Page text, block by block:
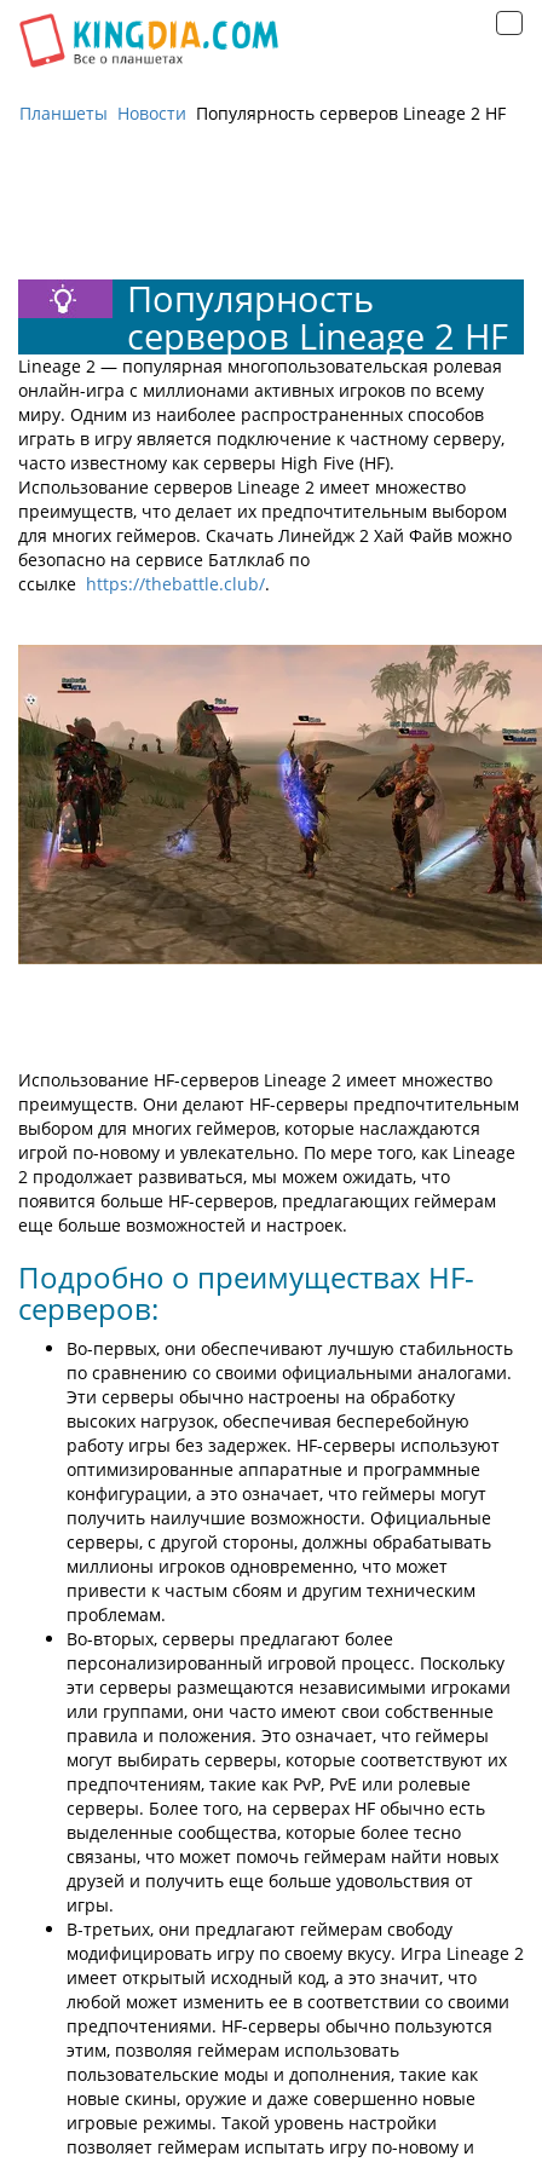
Планшеты Новости Популярность серверов Lineage 2 HF
Популярность
серверов Lineage 2 HF
Lineage 2 — популярная многопользовательская ролевая
онлайн-игра с миллионами активных игроков по всему
миру. Одним из наиболее распространенных способов
играть в игру является подключение к частному серверу,
часто известному как серверы High Five (HF).
Использование серверов Lineage 2 имеет множество
преимуществ, что делает их предпочтительным выбором
для многих геймеров. Скачать Линейдж 2 Хай Файв можно
безопасно на сервисе Батлклаб по
ссылке https://thebattle.club/.
Использование HF-серверов Lineage 2 имеет множество
преимуществ. Они делают HF-серверы предпочтительным
выбором для многих геймеров, которые наслаждаются
игрой по-новому и увлекательно. По мере того, как Lineage
2 продолжает развиваться, мы можем ожидать, что
появится больше HF-серверов, предлагающих геймерам
еще больше возможностей и настроек.
Подробно о преимуществах HF-
серверов:
Во-первых, они обеспечивают лучшую стабильность
по сравнению со своими официальными аналогами.
Эти серверы обычно настроены на обработку
высоких нагрузок, обеспечивая бесперебойную
работу игры без задержек. HF-серверы используют
оптимизированные аппаратные и программные
конфигурации, а это означает, что геймеры могут
получить наилучшие возможности. Официальные
серверы, с другой стороны, должны обрабатывать
миллионы игроков одновременно, что может
привести к частым сбоям и другим техническим
проблемам.
Во-вторых, серверы предлагают более
персонализированный игровой процесс. Поскольку
эти серверы размещаются независимыми игроками
или группами, они часто имеют свои собственные
правила и положения. Это означает, что геймеры
могут выбирать серверы, которые соответствуют их
предпочтениям, такие как PvP, PvE или ролевые
серверы. Более того, на серверах HF обычно есть
выделенные сообщества, которые более тесно
связаны, что может помочь геймерам найти новых
друзей и получить еще больше удовольствия от
игры.
В-третьих, они предлагают геймерам свободу
модифицировать игру по своему вкусу. Игра Lineage 2
имеет открытый исходный код, а это значит, что
любой может изменить ее в соответствии со своими
предпочтениями. HF-серверы обычно пользуются
этим, позволяя геймерам использовать
пользовательские моды и дополнения, такие как
новые скины, оружие и даже совершенно новые
игровые режимы. Такой уровень настройки
позволяет геймерам испытать игру по-новому и